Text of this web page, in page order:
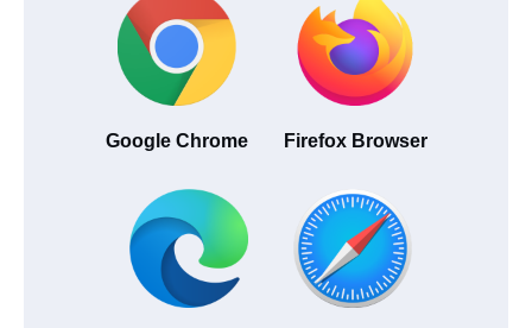
Google Chrome Firefox Browser